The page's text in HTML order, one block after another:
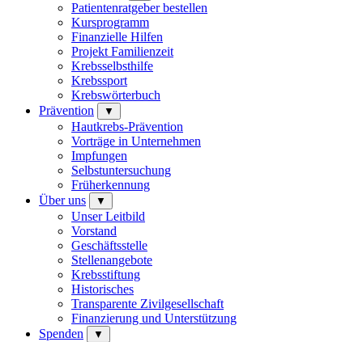
Patientenratgeber bestellen
Kursprogramm
Finanzielle Hilfen
Projekt Familienzeit
Krebsselbsthilfe
Krebssport
Krebswörterbuch
Prävention
▼
Hautkrebs-Prävention
Vorträge in Unternehmen
Impfungen
Selbstuntersuchung
Früherkennung
Über uns
▼
Unser Leitbild
Vorstand
Geschäftsstelle
Stellenangebote
Krebsstiftung
Historisches
Transparente Zivilgesellschaft
Finanzierung und Unterstützung
Spenden
▼